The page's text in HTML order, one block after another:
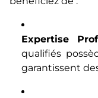
Expertise
qualifiés
garantissent